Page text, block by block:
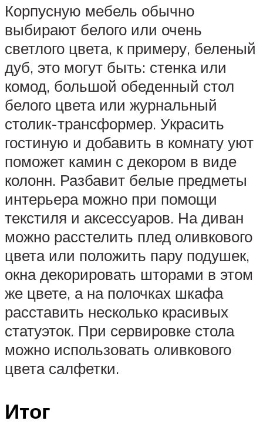
Корпусную мебель обычно
выбирают белого или очень
светлого цвета, к примеру, беленый
дуб, это могут быть: стенка или
комод, большой обеденный стол
белого цвета или журнальный
столик-трансформер. Украсить
гостиную и добавить в комнату уют
поможет камин с декором в виде
колонн. Разбавит белые предметы
интерьера можно при помощи
текстиля и аксессуаров. На диван
можно расстелить плед оливкового
цвета или положить пару подушек,
окна декорировать шторами в этом
же цвете, а на полочках шкафа
расставить несколько красивых
статуэток. При сервировке стола
можно использовать оливкового
цвета салфетки.
Итог